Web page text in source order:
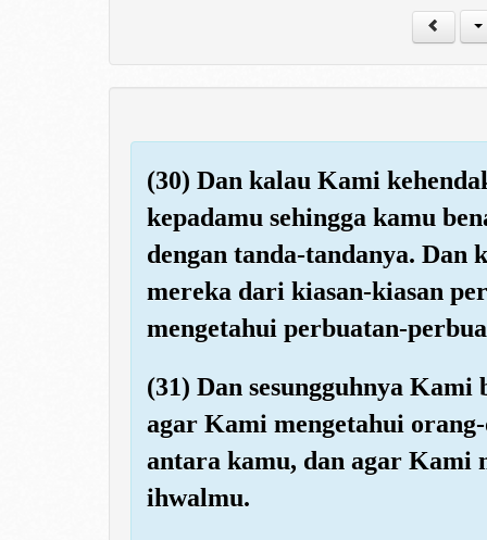
(30) Dan kalau Kami
kepadamu sehingga kamu
dengan tanda-tandanya. Dan
mereka dari kiasan-kiasan
mengetahui perbuatan-
(31) Dan sesungguhnya
agar Kami mengetahui
antara kamu, dan agar Kami
ihwalmu.